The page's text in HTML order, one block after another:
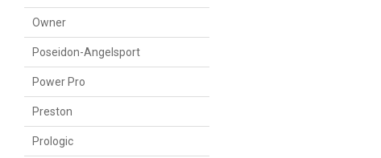
Owner
Poseidon-Angelsport
Power Pro
Preston
Prologic